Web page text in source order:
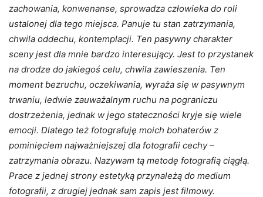
zachowania, konwenanse, sprowadza człowieka do roli
ustalonej dla tego miejsca. Panuje tu stan zatrzymania,
chwila oddechu, kontemplacji. Ten pasywny charakter
sceny jest dla mnie bardzo interesujący. Jest to przystanek
na drodze do jakiegoś celu, chwila zawieszenia. Ten
moment bezruchu, oczekiwania, wyraża się w pasywnym
trwaniu, ledwie zauważalnym ruchu na pograniczu
dostrzeżenia, jednak w jego stateczności kryje się wiele
emocji. Dlatego też fotografuję moich bohaterów z
pominięciem najważniejszej dla fotografii cechy –
zatrzymania obrazu. Nazywam tą metodę fotografią ciągłą.
Prace z jednej strony estetyką przynależą do medium
fotografii, z drugiej jednak sam zapis jest filmowy.